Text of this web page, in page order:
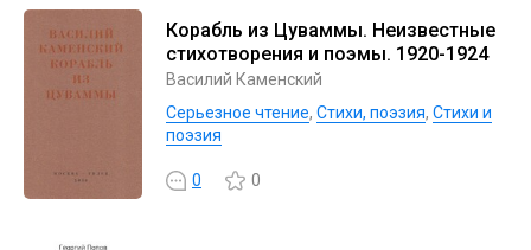
Корабль из Цуваммы. Неизвестные
стихотворения и поэмы. 1920-1924
Василий Каменский
Серьезное чтение, Cтихи, поэзия, Стихи и
поэзия
0 0